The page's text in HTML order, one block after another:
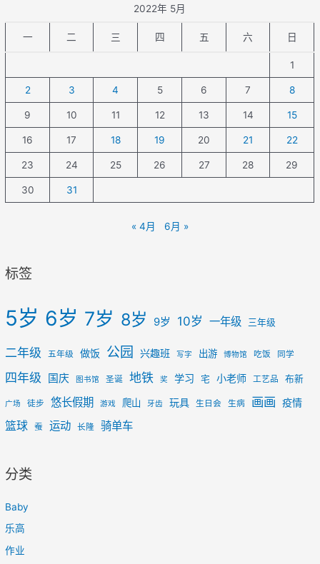
2022年 5月
一 二 三 四 五 六 日
1
2 3 4 5 6 7 8
9 10 11 12 13 14 15
16 17 18 19 20 21 22
23 24 25 26 27 28 29
30 31
« 4月 6月 »
标签
5岁 6岁 7岁 8岁 9岁 10岁 一年级 三年级
二年级 五年级 做饭 公园 兴趣班 写字 出游 博物馆 吃饭 同学
四年级 国庆 图书馆 圣诞 地铁 奖 学习 宅 小老师 工艺品 布新
广场 徒步 悠长假期 游戏 爬山 牙齿 玩具 生日会 生病 画画 疫情
篮球 蚕 运动 长隆 骑单车
分类
Baby
乐高
作业